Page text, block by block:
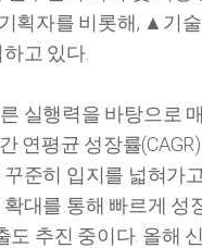
획자를 비롯해, ▲기
고 있다.
실행력을 바탕으로
연평균 성장률
준히 입지를 넓혀가
대를 통해 빠르게 성
도 추진 중이다. 올해